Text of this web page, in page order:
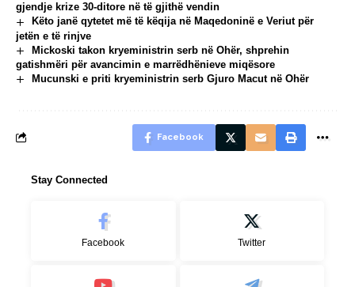
gjendje krize 30-ditore në të gjithë vendin
Këto janë qytetet më të këqija në Maqedoninë e Veriut për
jetën e të rinjve
Mickoski takon kryeministrin serb në Ohër, shprehin
gatishmëri për avancimin e marrëdhënieve miqësore
Mucunski e priti kryeministrin serb Gjuro Macut në Ohër
Facebook
Stay Connected
Facebook Twitter